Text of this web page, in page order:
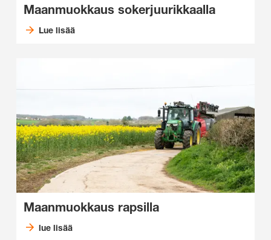
Maanmuokkaus sokerjuurikkaalla
Lue lisää
Maanmuokkaus rapsilla
lue lisää